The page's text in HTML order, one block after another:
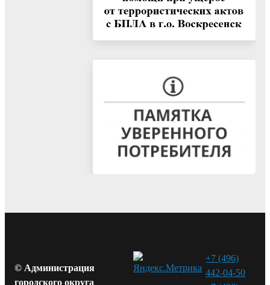
© Администрация
городского округа
+7 (496)
442-04-50